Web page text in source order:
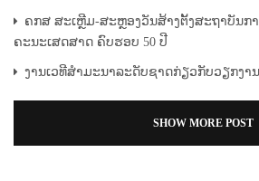
ຄກສ ສະເຫຼີມ-ສະຫຼອງວັນສ້າງຕັ້ງສະຖາບັນກ
ຄະນະເສດສາດ ຄົບຮອບ 50 ປີ
ງານເວທີສຳມະນາລະດັບຊາດກ່ຽວກັບວຽກງາ
SHOW MORE POST